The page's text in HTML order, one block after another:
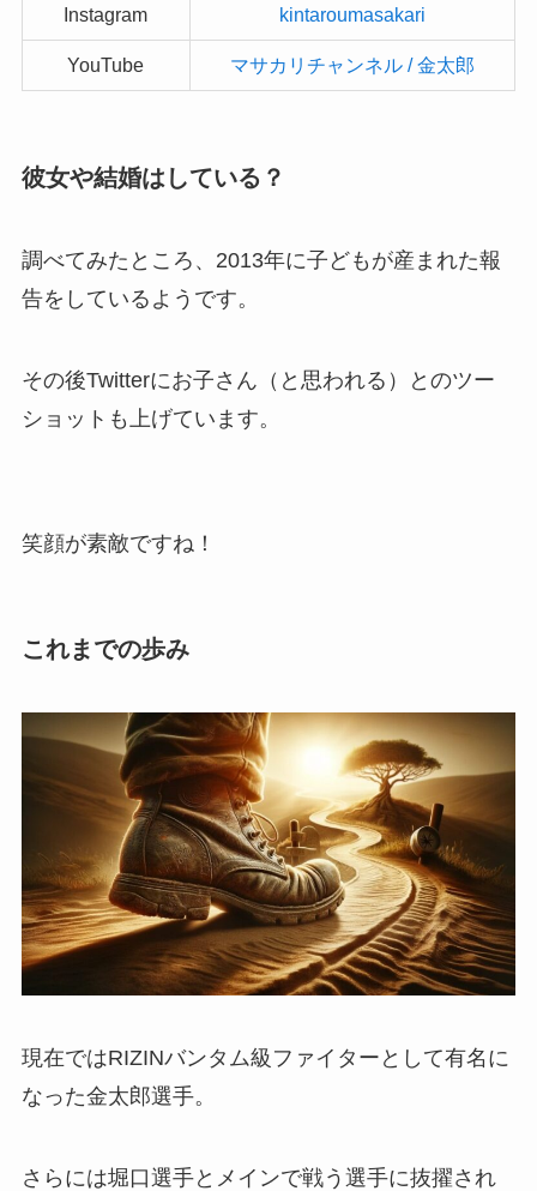
Instagram kintaroumasakari
YouTube マサカリチャンネル / 金太郎
彼女や結婚はしている？
調べてみたところ、2013年に子どもが産まれた報
告をしているようです。
その後Twitterにお子さん（と思われる）とのツー
ショットも上げています。
笑顔が素敵ですね！
これまでの歩み
現在ではRIZINバンタム級ファイターとして有名に
なった金太郎選手。
さらには堀口選手とメインで戦う選手に抜擢され